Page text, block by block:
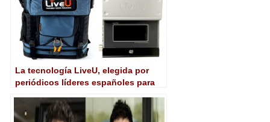
La tecnología LiveU, elegida por
periódicos líderes españoles para